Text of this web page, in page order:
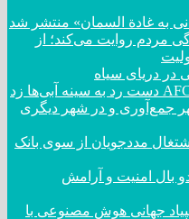
به غادة السمان» منتشر شد
مردم روایت می‌کند؛ از
در دریای سیاه
جمع‌آوری و در شهر دیگری
مددجویان از سوی بانک
بال امنیت و آرامش
جهانی هوش مصنوعی با